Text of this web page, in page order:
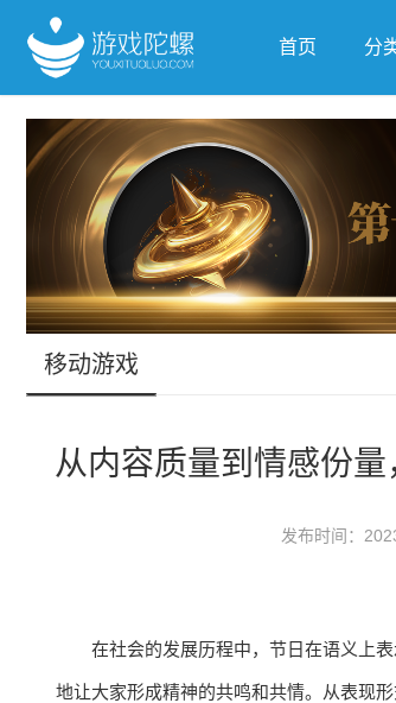
首页 分
抢滩全球 人
跨界Talk
移动游戏
从内容质量到情感份量
发布时间：
在社会的发展历程中，节日在语义上
地让大家形成精神的共鸣和共情。从表现